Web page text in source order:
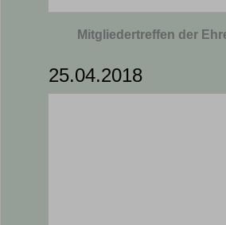
Mitgliedertreffen der
25.04.2018